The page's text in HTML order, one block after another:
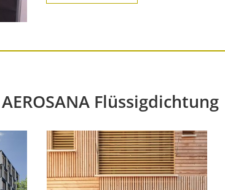
Flüssigdichtung